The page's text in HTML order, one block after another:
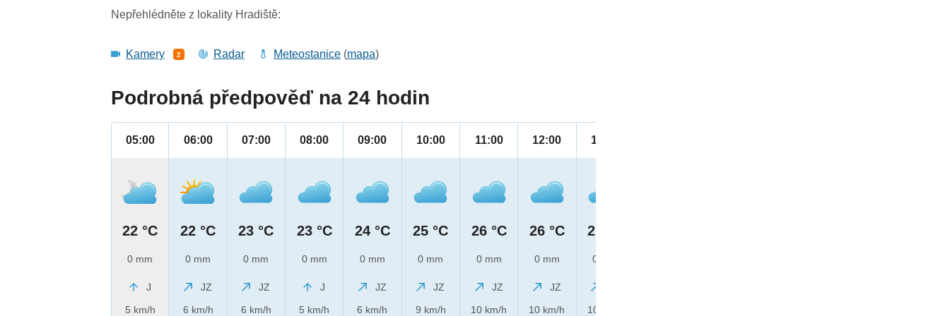
Nepřehlédněte z lokality Hradiště:
Kamery 2 Radar Meteostanice (mapa)
Podrobná předpověď na 24 hodin
05:00
22 °C
0 mm
J
5 km/h
06:00
22 °C
0 mm
JZ
6 km/h
07:00
23 °C
0 mm
JZ
6 km/h
08:00
23 °C
0 mm
J
5 km/h
09:00
24 °C
0 mm
JZ
6 km/h
10:00
25 °C
0 mm
JZ
9 km/h
11:00
26 °C
0 mm
JZ
10 km/h
12:00
26 °C
0 mm
JZ
10 km/h
13:00
27 °C
0 mm
10 km/h